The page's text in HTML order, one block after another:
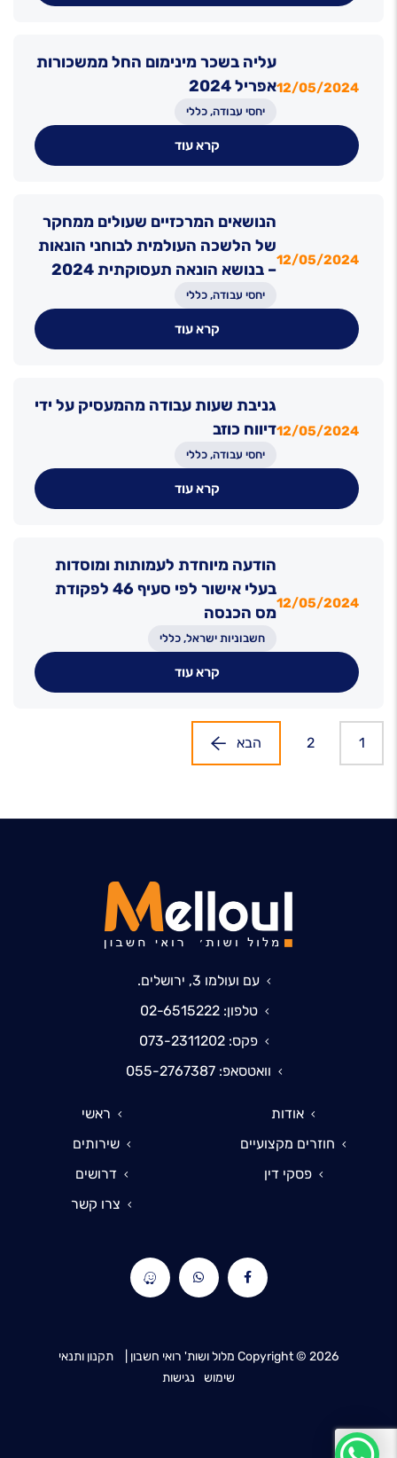
12/05/2024
עליה בשכר מינימום החל ממשכורות
אפריל 2024
יחסי עבודה, כללי
קרא עוד
12/05/2024
הנושאים המרכזיים שעולים ממחקר
של הלשכה העולמית לבוחני הונאות
– בנושא הונאה תעסוקתית 2024
יחסי עבודה, כללי
קרא עוד
12/05/2024
גניבת שעות עבודה מהמעסיק על ידי
דיווח כוזב
יחסי עבודה, כללי
קרא עוד
12/05/2024
הודעה מיוחדת לעמותות ומוסדות
בעלי אישור לפי סעיף 46 לפקודת
מס הכנסה
חשבוניות ישראל, כללי
קרא עוד
1
2 הבא
עם ועולמו 3, ירושלים.
טלפון: 02-6515222
פקס: 073-2311202
וואטסאפ: 055-2767387
ראשי
אודות
שירותים
חוזרים מקצועיים
דרושים
פסקי דין
צרו קשר
Copyright © 2026 מלול ושות' רואי חשבון |
תקנון ותנאי
שימוש
נגישות